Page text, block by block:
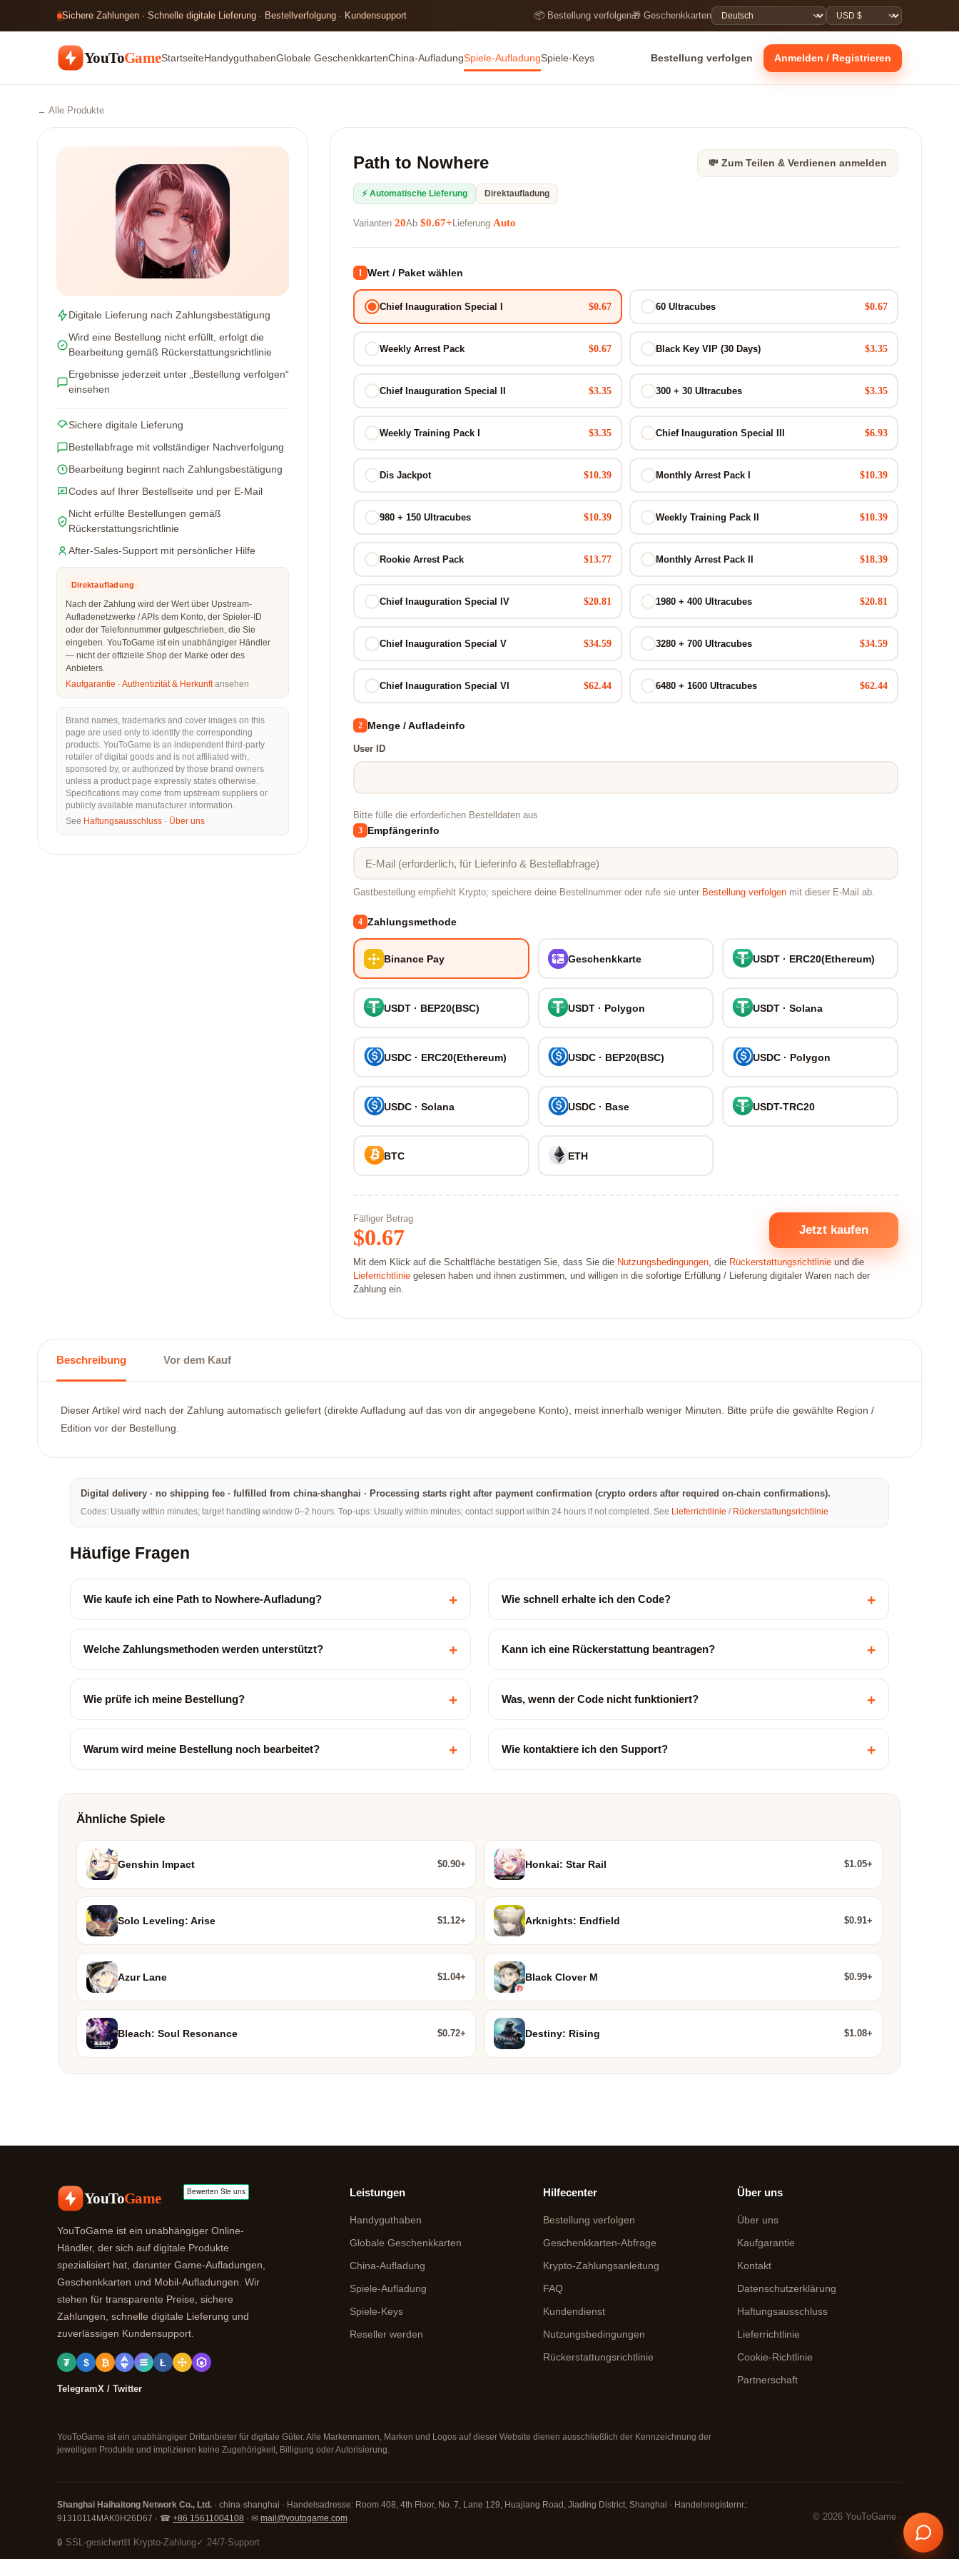
Sichere Zahlungen · Schnelle digitale Lieferung · Bestellverfolgung · Kundensupport 📦 Bestellung verfolgen🎁 Geschenkkarten
YouToGameStartseiteHandyguthabenGlobale GeschenkkartenChina-AufladungSpiele-AufladungSpiele-Keys Bestellung verfolgen Anmelden / Registrieren
← Alle Produkte
Digitale Lieferung nach Zahlungsbestätigung
Wird eine Bestellung nicht erfüllt, erfolgt die
Bearbeitung gemäß Rückerstattungsrichtlinie
Ergebnisse jederzeit unter „Bestellung verfolgen“
einsehen
Sichere digitale Lieferung
Bestellabfrage mit vollständiger Nachverfolgung
Bearbeitung beginnt nach Zahlungsbestätigung
Codes auf Ihrer Bestellseite und per E-Mail
Nicht erfüllte Bestellungen gemäß
Rückerstattungsrichtlinie
After-Sales-Support mit persönlicher Hilfe
Direktaufladung
Nach der Zahlung wird der Wert über Upstream-
Aufladenetzwerke / APIs dem Konto, der Spieler-ID
oder der Telefonnummer gutgeschrieben, die Sie
eingeben. YouToGame ist ein unabhängiger Händler
— nicht der offizielle Shop der Marke oder des
Anbieters.
Kaufgarantie · Authentizität & Herkunftansehen
Brand names, trademarks and cover images on this
page are used only to identify the corresponding
products. YouToGame is an independent third-party
retailer of digital goods and is not affiliated with,
sponsored by, or authorized by those brand owners
unless a product page expressly states otherwise.
Specifications may come from upstream suppliers or
publicly available manufacturer information.
See Haftungsausschluss · Über uns
💸 Zum Teilen & Verdienen anmelden
Path to Nowhere
⚡ Automatische Lieferung Direktaufladung
Varianten 20Ab $0.67+ Lieferung Auto
1 Wert / Paket wählen
Chief Inauguration Special I $0.67 60 Ultracubes $0.67
Weekly Arrest Pack $0.67 Black Key VIP (30 Days) $3.35
Chief Inauguration Special II $3.35 300 + 30 Ultracubes $3.35
Weekly Training Pack I $3.35 Chief Inauguration Special III $6.93
Dis Jackpot $10.39 Monthly Arrest Pack I $10.39
980 + 150 Ultracubes $10.39 Weekly Training Pack II $10.39
Rookie Arrest Pack $13.77 Monthly Arrest Pack II $18.39
Chief Inauguration Special IV $20.81 1980 + 400 Ultracubes $20.81
Chief Inauguration Special V $34.59 3280 + 700 Ultracubes $34.59
Chief Inauguration Special VI $62.44 6480 + 1600 Ultracubes $62.44
2 Menge / Aufladeinfo
User ID
Bitte fülle die erforderlichen Bestelldaten aus
3 Empfängerinfo
Gastbestellung empfiehlt Krypto; speichere deine Bestellnummer oder rufe sie unter Bestellung verfolgen mit dieser E-Mail ab.
4 Zahlungsmethode
Binance Pay Geschenkkarte USDT · ERC20(Ethereum)
USDT · BEP20(BSC) USDT · Polygon USDT · Solana
USDC · ERC20(Ethereum) USDC · BEP20(BSC) USDC · Polygon
USDC · Solana USDC · Base USDT-TRC20
BTC ETH
Fälliger Betrag
$0.67 Jetzt kaufen
Mit dem Klick auf die Schaltfläche bestätigen Sie, dass Sie die Nutzungsbedingungen, die Rückerstattungsrichtlinie und die
Lieferrichtlinie gelesen haben und ihnen zustimmen, und willigen in die sofortige Erfüllung / Lieferung digitaler Waren nach der
Zahlung ein.
Beschreibung Vor dem Kauf
Dieser Artikel wird nach der Zahlung automatisch geliefert (direkte Aufladung auf das von dir angegebene Konto), meist innerhalb weniger Minuten. Bitte prüfe die gewählte Region /
Edition vor der Bestellung.
Digital delivery · no shipping fee · fulfilled from china·shanghai · Processing starts right after payment confirmation (crypto orders after required on-chain confirmations).
Codes: Usually within minutes; target handling window 0–2 hours. Top-ups: Usually within minutes; contact support within 24 hours if not completed. See Lieferrichtlinie / Rückerstattungsrichtlinie
Häufige Fragen
Wie kaufe ich eine Path to Nowhere-Aufladung? + Wie schnell erhalte ich den Code? +
Welche Zahlungsmethoden werden unterstützt? + Kann ich eine Rückerstattung beantragen? +
Wie prüfe ich meine Bestellung? + Was, wenn der Code nicht funktioniert? +
Warum wird meine Bestellung noch bearbeitet? + Wie kontaktiere ich den Support? +
Ähnliche Spiele
Genshin Impact $0.90+ Honkai: Star Rail $1.05+
Solo Leveling: Arise $1.12+ Arknights: Endfield $0.91+
Azur Lane $1.04+ Black Clover M $0.99+
Bleach: Soul Resonance $0.72+ Destiny: Rising $1.08+
YouToGame
YouToGame ist ein unabhängiger Online-
Händler, der sich auf digitale Produkte
spezialisiert hat, darunter Game-Aufladungen,
Geschenkkarten und Mobil-Aufladungen. Wir
stehen für transparente Preise, sichere
Zahlungen, schnelle digitale Lieferung und
zuverlässigen Kundensupport.
₮ $ ₿ Ł
TelegramX / Twitter
Leistungen
Handyguthaben
Globale Geschenkkarten
China-Aufladung
Spiele-Aufladung
Spiele-Keys
Reseller werden
Hilfecenter
Bestellung verfolgen
Geschenkkarten-Abfrage
Krypto-Zahlungsanleitung
FAQ
Kundendienst
Nutzungsbedingungen
Rückerstattungsrichtlinie
Über uns
Über uns
Kaufgarantie
Kontakt
Datenschutzerklärung
Haftungsausschluss
Lieferrichtlinie
Cookie-Richtlinie
Partnerschaft
YouToGame ist ein unabhängiger Drittanbieter für digitale Güter. Alle Markennamen, Marken und Logos auf dieser Website dienen ausschließlich der Kennzeichnung der
jeweiligen Produkte und implizieren keine Zugehörigkeit, Billigung oder Autorisierung.
Shanghai Haihaitong Network Co., Ltd. · china·shanghai · Handelsadresse: Room 408, 4th Floor, No. 7, Lane 129, Huajiang Road, Jiading District, Shanghai · Handelsregisternr.:
91310114MAK0H26D67 · ☎ +86 15611004108 · ✉ mail@youtogame.com © 2026 YouToGame ·
🔒 SSL-gesichert⛓ Krypto-Zahlung✓ 24/7-Support